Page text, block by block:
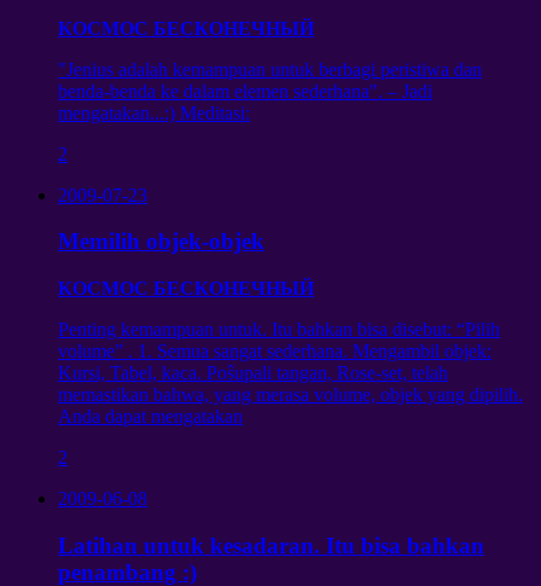
КОСМОС БЕСКОНЕЧНЫЙ
"Jenius adalah kemampuan untuk berbagi peristiwa dan
benda-benda ke dalam elemen sederhana". – Jadi
mengatakan...:) Meditasi:
2
2009-07-23
Memilih objek-objek
КОСМОС БЕСКОНЕЧНЫЙ
Penting kemampuan untuk. Itu bahkan bisa disebut: “Pilih
volume” . 1. Semua sangat sederhana. Mengambil objek:
Kursi, Tabel, kaca. Poŝupali tangan, Rose-set, telah
memastikan bahwa, yang merasa volume, objek yang dipilih.
Anda dapat mengatakan
2
2009-06-08
Latihan untuk kesadaran. Itu bisa bahkan
penambang :)